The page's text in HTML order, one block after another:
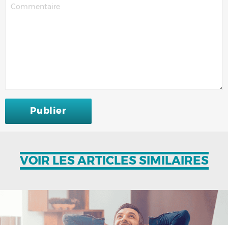
Publier
VOIR LES ARTICLES SIMILAIRES